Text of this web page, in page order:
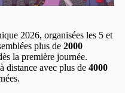
2026, organisées les 5 et
plus de 2000
la première journée.
distance avec plus de 4000